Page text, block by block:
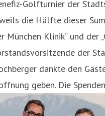
Golfturnier der
die Hälfte dieser
München Klinik“ und der
der
dankte den
geben. Die